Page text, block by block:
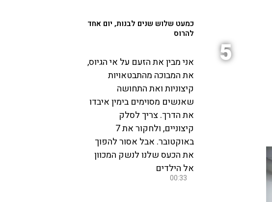
5
כמעט שלוש שנים לבנות, יום אחד
להרוס
אני מבין את הזעם על אי הגיוס,
את המבוכה מהתבטאויות
קיצוניות ואת התחושה
שאנשים מסוימים בימין איבדו
את הדרך. צריך לסלק
קיצוניים, ולחקור את 7
באוקטובר. אבל אסור להפוך
את הכעס שלנו לנשק המכוון
אל הילדים
00:33